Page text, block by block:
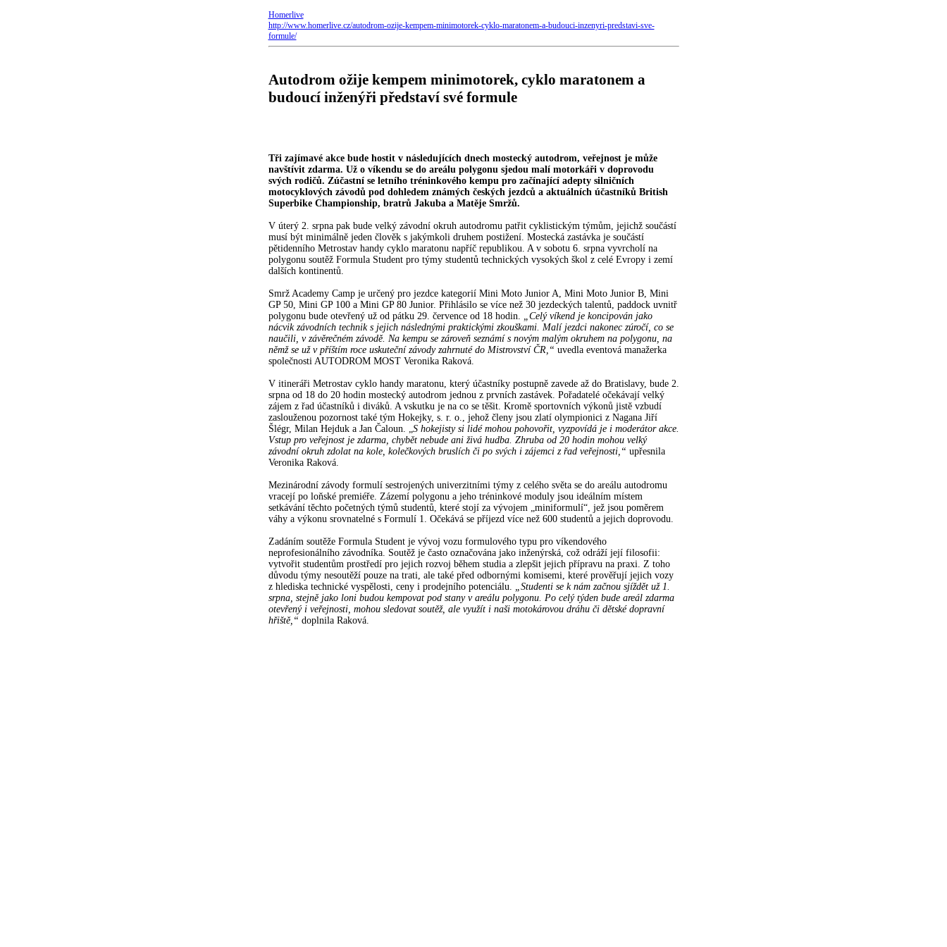
Homerlive
http://www.homerlive.cz/autodrom-ozije-kempem-minimotorek-cyklo-maratonem-a-budouci-inzenyri-predstavi-sve-
formule/
Autodrom ožije kempem minimotorek, cyklo maratonem a
budoucí inženýři představí své formule
Tři zajímavé akce bude hostit v následujících dnech mostecký autodrom, veřejnost je může
navštívit zdarma. Už o víkendu se do areálu polygonu sjedou malí motorkáři v doprovodu
svých rodičů. Zúčastní se letního tréninkového kempu pro začínající adepty silničních
motocyklových závodů pod dohledem známých českých jezdců a aktuálních účastníků British
Superbike Championship, bratrů Jakuba a Matěje Smržů.
V úterý 2. srpna pak bude velký závodní okruh autodromu patřit cyklistickým týmům, jejichž součástí
musí být minimálně jeden člověk s jakýmkoli druhem postižení. Mostecká zastávka je součástí
pětidenního Metrostav handy cyklo maratonu napříč republikou. A v sobotu 6. srpna vyvrcholí na
polygonu soutěž Formula Student pro týmy studentů technických vysokých škol z celé Evropy i zemí
dalších kontinentů.
Smrž Academy Camp je určený pro jezdce kategorií Mini Moto Junior A, Mini Moto Junior B, Mini
GP 50, Mini GP 100 a Mini GP 80 Junior. Přihlásilo se více než 30 jezdeckých talentů, paddock uvnitř
polygonu bude otevřený už od pátku 29. července od 18 hodin.
Celý víkend je koncipován jako
nácvik závodních technik s jejich následnými praktickými zkouškami. Malí jezdci nakonec zúročí, co se
naučili, v závěrečném závodě. Na kempu se zároveň seznámí s novým malým okruhem na polygonu, na
němž se už v příštím roce uskuteční závody zahrnuté do Mistrovství ČR,“ uvedla eventová manažerka
společnosti AUTODROM MOST Veronika Raková.
V itineráři Metrostav cyklo handy maratonu, který účastníky postupně zavede až do Bratislavy, bude 2.
srpna od 18 do 20 hodin mostecký autodrom jednou z prvních zastávek. Pořadatelé očekávají velký
zájem z řad účastníků i diváků. A vskutku je na co se těšit. Kromě sportovních výkonů jistě vzbudí
zaslouženou pozornost také tým Hokejky, s. r. o., jehož členy jsou zlatí olympionici z Nagana Jiří
Šlégr, Milan Hejduk a Jan Čaloun. „ S hokejisty si lidé mohou pohovořit, vyzpovídá je i moderátor akce.
Vstup pro veřejnost je zdarma, chybět nebude ani živá hudba. Zhruba od 20 hodin mohou velký
závodní okruh zdolat na kole, kolečkových bruslích či po svých i zájemci z řad veřejnosti,“ upřesnila
Veronika Raková.
Mezinárodní závody formulí sestrojených univerzitními týmy z celého světa se do areálu autodromu
vracejí po loňské premiéře. Zázemí polygonu a jeho tréninkové moduly jsou ideálním místem
setkávání těchto početných týmů studentů, které stojí za vývojem „miniformulí“, jež jsou poměrem
váhy a výkonu srovnatelné s Formulí 1. Očekává se příjezd více než 600 studentů a jejich doprovodu.
Zadáním soutěže Formula Student je vývoj vozu formulového typu pro víkendového
neprofesionálního závodníka. Soutěž je často označována jako inženýrská, což odráží její filosofii:
vytvořit studentům prostředí pro jejich rozvoj během studia a zlepšit jejich přípravu na praxi. Z toho
důvodu týmy nesoutěží pouze na trati, ale také před odbornými komisemi, které prověřují jejich vozy
z hlediska technické vyspělosti, ceny i prodejního potenciálu.
„Studenti se k nám začnou sjíždět už 1.
srpna, stejně jako loni budou kempovat pod stany v areálu polygonu. Po celý týden bude areál zdarma
otevřený i veřejnosti, mohou sledovat soutěž, ale využít i naši motokárovou dráhu či dětské dopravní
hřiště,“ doplnila Raková.